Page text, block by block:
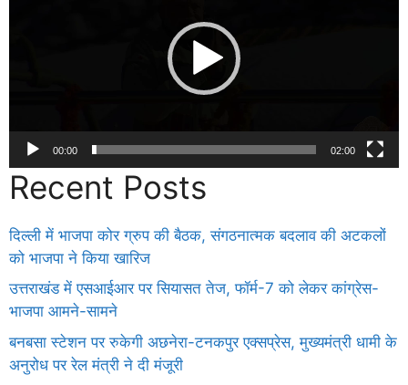
00:00 02:00
Recent Posts
दिल्ली में भाजपा कोर ग्रुप की बैठक, संगठनात्मक बदलाव की अटकलों
को भाजपा ने किया खारिज
उत्तराखंड में एसआईआर पर सियासत तेज, फॉर्म-7 को लेकर कांग्रेस-
भाजपा आमने-सामने
बनबसा स्टेशन पर रुकेगी अछनेरा-टनकपुर एक्सप्रेस, मुख्यमंत्री धामी के
अनुरोध पर रेल मंत्री ने दी मंजूरी